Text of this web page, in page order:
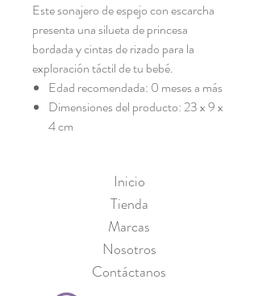
Este sonajero de espejo con escarcha
presenta una silueta de princesa
bordada y cintas de rizado para la
exploración táctil de tu bebé.
Edad recomendada: 0 meses a más
Dimensiones del producto: 23 x 9 x
4 cm
Inicio
Tienda
Marcas
Nosotros
Contáctanos